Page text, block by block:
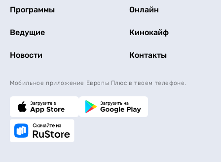
Программы Онлайн
Ведущие Кинокайф
Новости Контакты
Мобильное приложение Европы Плюс в твоем телефоне.